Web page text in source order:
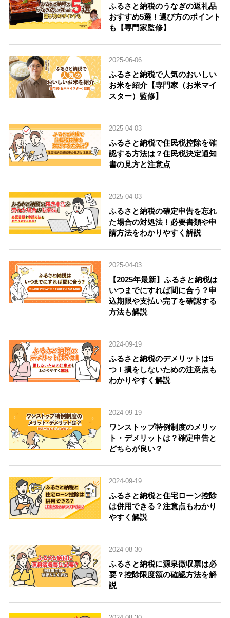
ふるさと納税のうなぎの返礼品
おすすめ5選！選び方のポイント
も【専門家監修】
2025-06-06
ふるさと納税で人気のおいしい
お米を紹介【専門家（お米マイ
スター）監修】
2025-04-03
ふるさと納税で住民税控除を確
認する方法は？住民税決定通知
書の見方と注意点
2025-04-03
ふるさと納税の確定申告を忘れ
た場合の対処法！必要書類や申
請方法をわかりやすく解説
2025-04-03
【2025年最新】ふるさと納税は
いつまでにすれば間に合う？申
込期限や支払い完了を確認する
方法も解説
2024-09-19
ふるさと納税のデメリットは5
つ！損をしないための注意点も
わかりやすく解説
2024-09-19
ワンストップ特例制度のメリッ
ト・デメリットは？確定申告と
どちらが良い？
2024-09-19
ふるさと納税と住宅ローン控除
は併用できる？注意点もわかり
やすく解説
2024-08-30
ふるさと納税に源泉徴収票は必
要？控除限度額の確認方法を解
説